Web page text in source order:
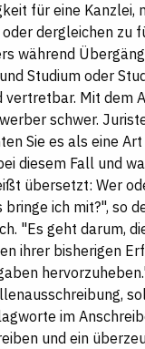
für eine Kanzlei,
dergleichen zu
während
Studium oder
vertretbar. Mit dem
schwer.
Sie es als eine
diesem Fall und
übersetzt: Wer
ich mit?", so
"Es geht darum,
ihrer bisherigen
im
und ein